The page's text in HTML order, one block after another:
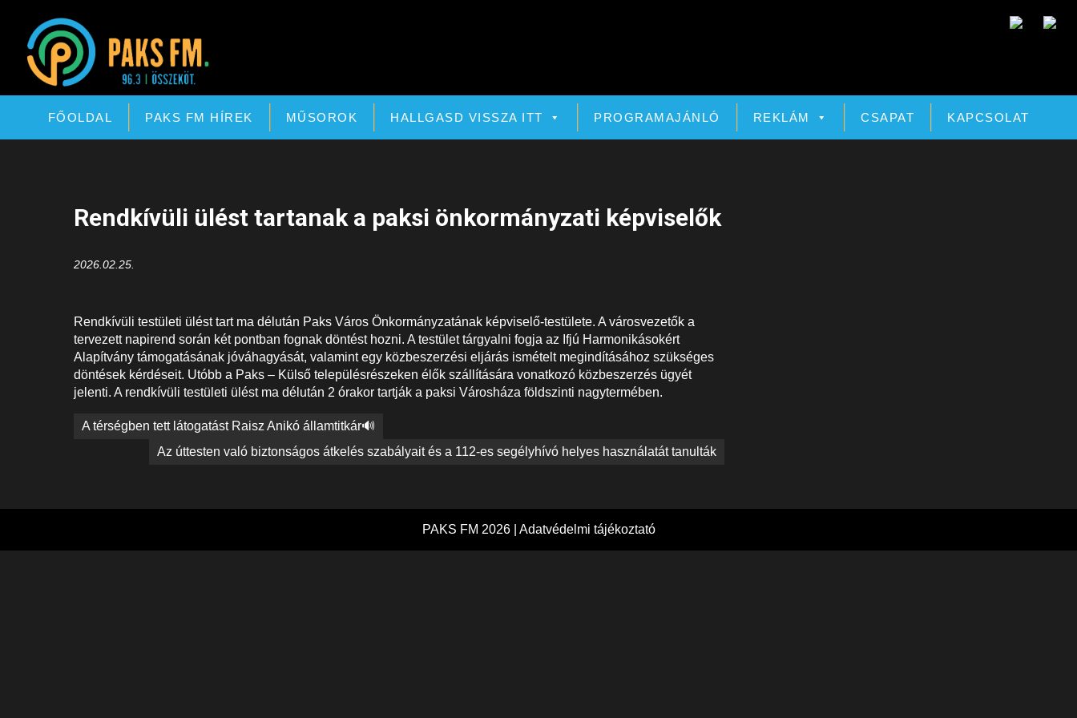
Paks FM
FŐOLDAL PAKS FM HÍREK MŰSOROK HALLGASD VISSZA ITT PROGRAMAJÁNLÓ REKLÁM CSAPAT KAPCSOLAT
Rendkívüli ülést tartanak a paksi önkormányzati képviselők
2026.02.25.
Rendkívüli testületi ülést tart ma délután Paks Város Önkormányzatának képviselő-testülete. A városvezetők a
tervezett napirend során két pontban fognak döntést hozni. A testület tárgyalni fogja az Ifjú Harmonikásokért
Alapítvány támogatásának jóváhagyását, valamint egy közbeszerzési eljárás ismételt megindításához szükséges
döntések kérdéseit. Utóbb a Paks – Külső településrészeken élők szállítására vonatkozó közbeszerzés ügyét
jelenti. A rendkívüli testületi ülést ma délután 2 órakor tartják a paksi Városháza földszinti nagytermében.
Bejegyzés
A térségben tett látogatást Raisz Anikó államtitkár🔊
Az úttesten való biztonságos átkelés szabályait és a 112-es segélyhívó helyes használatát tanulták
PAKS FM 2026 | Adatvédelmi tájékoztató